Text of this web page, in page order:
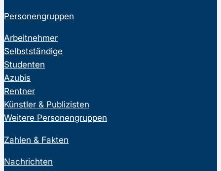
Personengruppen
Arbeitnehmer
Selbstständige
Studenten
Azubis
Rentner
Künstler & Publizisten
Weitere Personengruppen
Zahlen & Fakten
Nachrichten